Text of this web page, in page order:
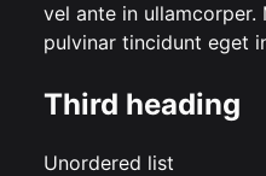
vel ante in
pulvinar tincidunt eget
Third heading
Unordered list